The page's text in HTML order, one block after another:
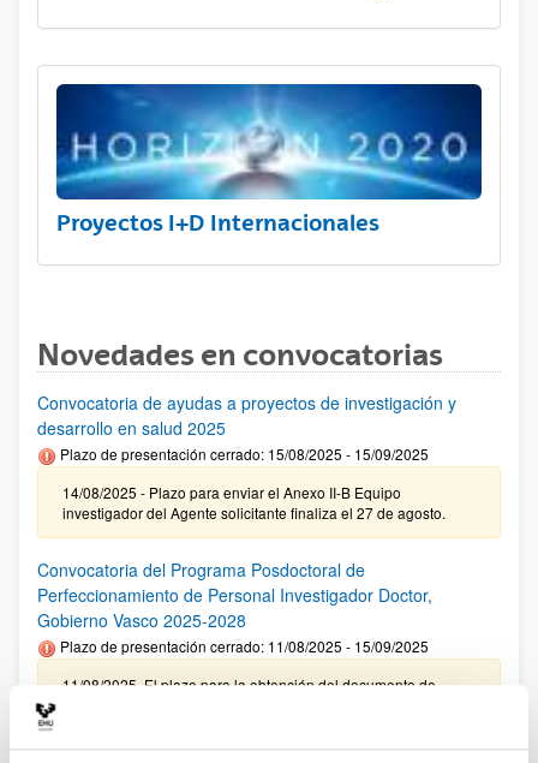
Proyectos I+D Internacionales
Novedades en convocatorias
Convocatoria de ayudas a proyectos de investigación y
desarrollo en salud 2025
Plazo de presentación cerrado: 15/08/2025 - 15/09/2025
14/08/2025 - Plazo para enviar el Anexo II-B Equipo
investigador del Agente solicitante finaliza el 27 de agosto.
Convocatoria del Programa Posdoctoral de
Perfeccionamiento de Personal Investigador Doctor,
Gobierno Vasco 2025-2028
Plazo de presentación cerrado: 11/08/2025 - 15/09/2025
11/08/2025. El plazo para la obtención del documento de